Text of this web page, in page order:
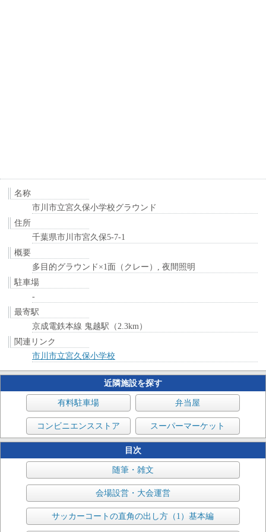
名称
市川市立宮久保小学校グラウンド
住所
千葉県市川市宮久保5-7-1
概要
多目的グラウンド×1面（クレー）, 夜間照明
駐車場
-
最寄駅
京成電鉄本線 鬼越駅（2.3km）
関連リンク
市川市立宮久保小学校
近隣施設を探す
有料駐車場 弁当屋
コンビニエンスストア スーパーマーケット
目次
随筆・雑文
会場設営・大会運営
サッカーコートの直角の出し方（1）基本編